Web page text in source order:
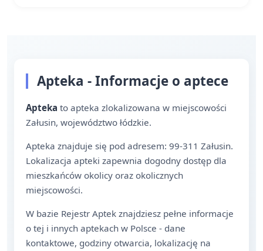
Apteka - Informacje o aptece
Apteka to apteka zlokalizowana w miejscowości
Załusin, województwo łódzkie.
Apteka znajduje się pod adresem: 99-311 Załusin.
Lokalizacja apteki zapewnia dogodny dostęp dla
mieszkańców okolicy oraz okolicznych
miejscowości.
W bazie Rejestr Aptek znajdziesz pełne informacje
o tej i innych aptekach w Polsce - dane
kontaktowe, godziny otwarcia, lokalizację na